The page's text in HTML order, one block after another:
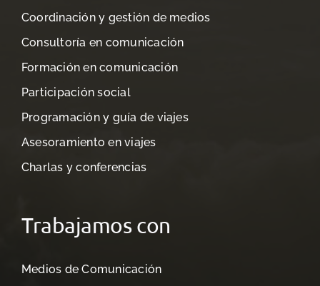
Coordinación y gestión de medios
Consultoría en comunicación
Formación en comunicación
Participación social
Programación y guía de viajes
Asesoramiento en viajes
Charlas y conferencias
Trabajamos con
Medios de Comunicación